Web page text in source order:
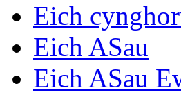
Eich
Eich ASau
Eich ASau